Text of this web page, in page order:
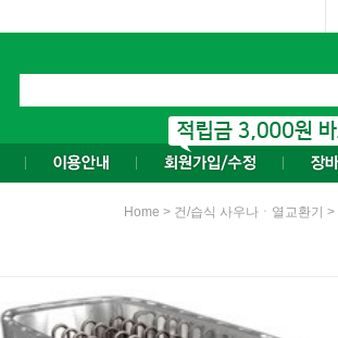
Home > 건/습식 사우나ㆍ열교환기 >